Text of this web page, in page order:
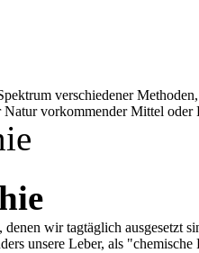
verschiedener
vorkommender Mittel oder
wir tagtäglich ausgesetzt
unsere Leber, als "chemische